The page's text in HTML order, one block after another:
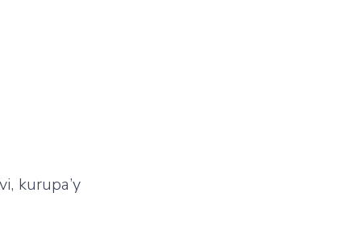
kurupa’y